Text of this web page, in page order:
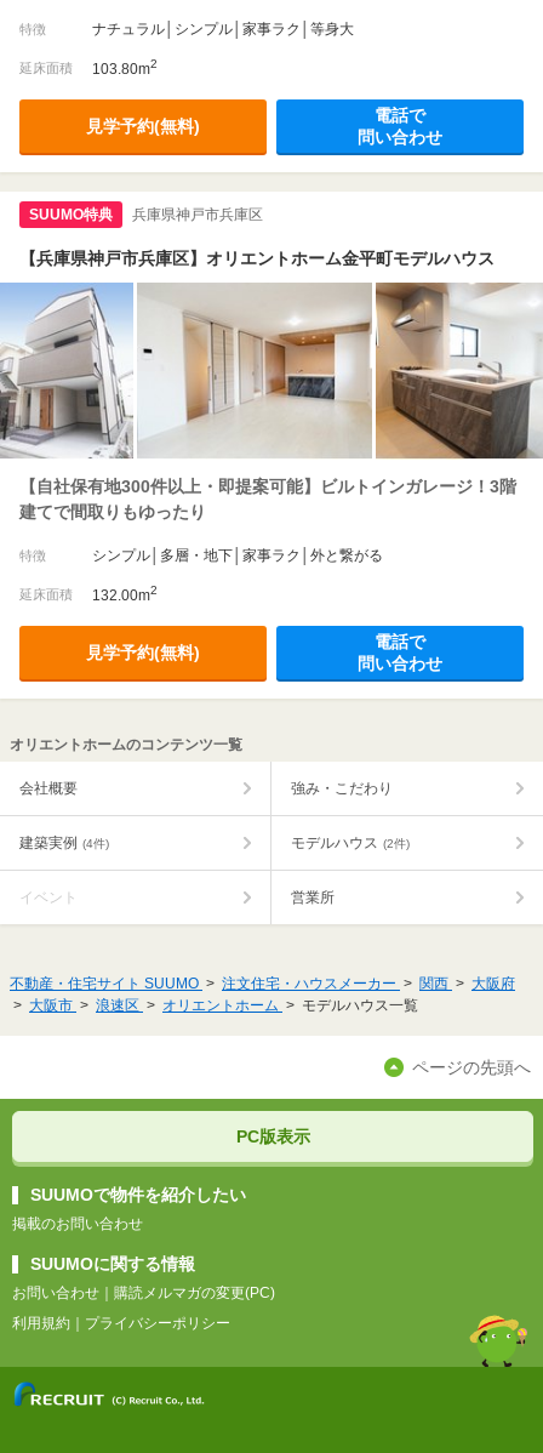
特徴 ナチュラル│シンプル│家事ラク│等身大
延床面積 103.80m2
見学予約(無料)
電話で
問い合わせ
SUUMO特典 兵庫県神戸市兵庫区
【兵庫県神戸市兵庫区】オリエントホーム金平町モデルハウス
【自社保有地300件以上・即提案可能】ビルトインガレージ！3階
建てで間取りもゆったり
特徴 シンプル│多層・地下│家事ラク│外と繋がる
延床面積 132.00m2
見学予約(無料)
電話で
問い合わせ
オリエントホームのコンテンツ一覧
会社概要 強み・こだわり
建築実例 (4件) モデルハウス (2件)
イベント 営業所
不動産・住宅サイト SUUMO 注文住宅・ハウスメーカー 関西
大阪府
大阪市
浪速区 オリエントホーム モデルハウス一覧
ページの先頭へ
PC版表示
SUUMOで物件を紹介したい
掲載のお問い合わせ
SUUMOに関する情報
お問い合わせ
購読メルマガの変更(PC)
利用規約
プライバシーポリシー